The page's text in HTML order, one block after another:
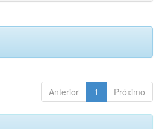
Anterior 1 Próximo